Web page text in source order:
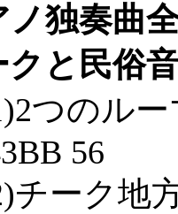
ノ独奏曲
クと民俗
つのルー
56
ーク地